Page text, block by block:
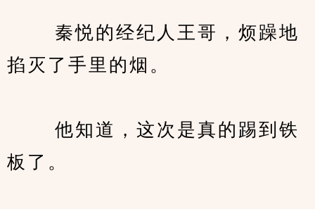
秦悦的经纪人王哥，烦躁地
掐灭了手里的烟。
他知道，这次是真的踢到铁
板了。